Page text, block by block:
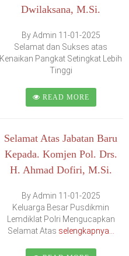
Dwilaksana, M.Si.
By Admin 11-01-2025
Selamat dan Sukses atas
Kenaikan Pangkat Setingkat Lebih
Tinggi
READ MORE
Selamat Atas Jabatan Baru
Kepada. Komjen Pol. Drs.
H. Ahmad Dofiri, M.Si.
By Admin 11-01-2025
Keluarga Besar Pusdikmin
Lemdiklat Polri Mengucapkan
Selamat Atas selengkapnya...